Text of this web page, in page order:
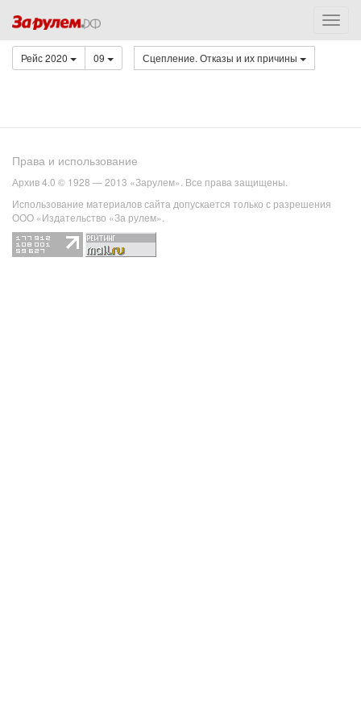
Рейс 2020 09 Сцепление. Отказы и их причины
Права и использование
Архив 4.0 © 1928 — 2013 «Зарулем». Все права защищены.
Использование материалов сайта допускается только с разрешения
ООО «Издательство «За рулем».